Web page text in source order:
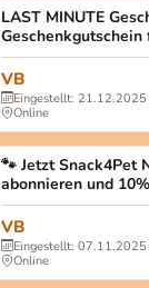
LAST MINUTE
Hunde!
VB
Eingestellt: 21.12.2025
Online
🐾 Jetzt Snack4Pet
abonnieren und
für Hunde ergattern!
VB
Eingestellt: 07.11.2025
Online